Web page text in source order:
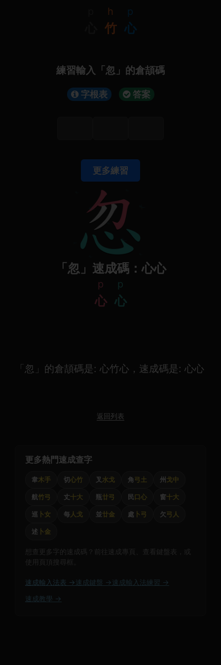
h
竹
p
心
練習輸入「忽」的倉頡碼
字根表 答案
更多練習
「忽」速成碼：心心
p
心
p
心
「忽」的倉頡碼是: 心竹心，速成碼是: 心心
返回列表
更多熱門速成查字
韋木手 切心竹 叉 水戈 角弓土 州 戈中
航竹弓 丈十大 瓶廿弓 民口心 窗十大
巡 卜女 每人戈 並廿金 處 卜弓 欠弓人
述 卜金
想查更多字的速成碼？前往速成專頁、查看鍵盤表，或
使用頁頂搜尋框。
速成輸入法表 → 速成鍵盤 → 速成輸入法練習 →
速成教學 →